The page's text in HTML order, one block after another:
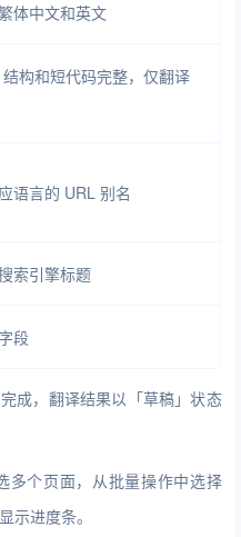
体中文和英文
构和短代码完整，仅翻译
语言的 URL 别名
索引擎标题
段
成，翻译结果以「草稿」状态
多个页面，从批量操作中选择
示进度条。